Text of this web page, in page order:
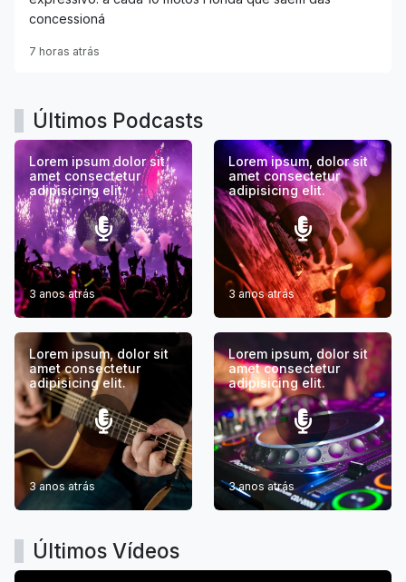
concessioná
7 horas atrás
Últimos Podcasts
Lorem ipsum dolor sit
amet consectetur
adipisicing elit.
3 anos atrás
Lorem ipsum, dolor sit
amet consectetur
adipisicing elit.
3 anos atrás
Lorem ipsum, dolor sit
amet consectetur
adipisicing elit.
3 anos atrás
Lorem ipsum, dolor sit
amet consectetur
adipisicing elit.
3 anos atrás
Últimos Vídeos